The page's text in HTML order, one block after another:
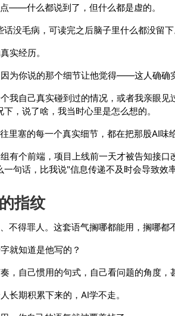
——什么都说到了，但什么都是虚的。
没毛病，可读完之后脑子里什么都没留下
实经历。
为你说的那个细节让他觉得——这人确确
我自己真实碰到过的情况，或者我亲眼
，说了啥，我当时心里是怎么想的。
塞的每一个真实细节，都在把那股AI味
有个前端，项目上线前一天才被告知接
句话，比我说"信息传递不及时会导致效
指纹
得罪人。这套语气搁哪都能用，搁哪都
就知道是他写的？
，自己惯用的句式，自己看问题的角度，
长期积累下来的，AI学不走。